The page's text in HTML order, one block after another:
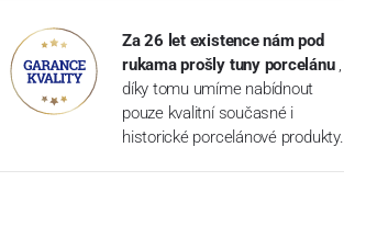
Za 26 let existence nám pod
rukama prošly tuny porcelánu ,
díky tomu umíme nabídnout
pouze kvalitní současné i
historické porcelánové produkty.